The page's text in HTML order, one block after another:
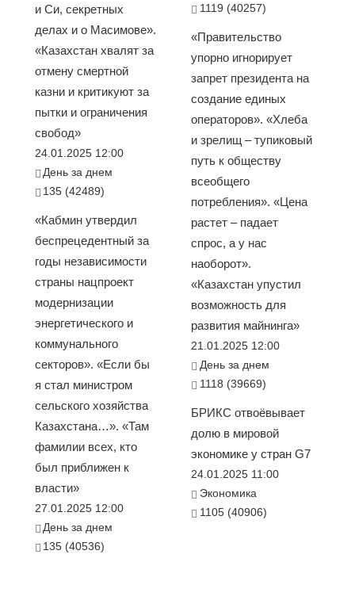
и Си, секретных
делах и о Масимове».
«Казахстан хвалят за
отмену смертной
казни и критикуют за
пытки и ограничения
свобод»
24.01.2025 12:00
День за днем
135 (42489)
«Кабмин утвердил
беспрецедентный за
годы независимости
страны нацпроект
модернизации
энергетического и
коммунального
секторов». «Если бы
я стал министром
сельского хозяйства
Казахстана…». «Там
фамилии всех, кто
был приближен к
власти»
27.01.2025 12:00
День за днем
135 (40536)
1119 (40257)
«Правительство
упорно игнорирует
запрет президента на
создание единых
операторов». «Хлеба
и зрелищ – тупиковый
путь к обществу
всеобщего
потребления». «Цена
растет – падает
спрос, а у нас
наоборот».
«Казахстан упустил
возможность для
развития майнинга»
21.01.2025 12:00
День за днем
1118 (39669)
БРИКС отвоёвывает
долю в мировой
экономике у стран G7
24.01.2025 11:00
Экономика
1105 (40906)